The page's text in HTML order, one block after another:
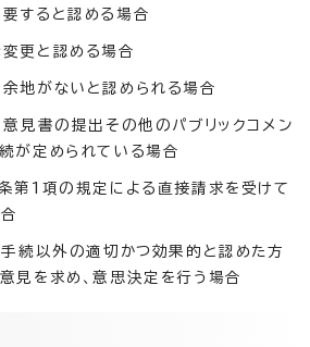
すると認める場合
更と認める場合
地がないと認められる場合
意見書の提出その他のパブリックコメン
が定められている場合
第1項の規定による直接請求を受けて
手続以外の適切かつ効果的と認めた方
見を求め、意思決定を行う場合